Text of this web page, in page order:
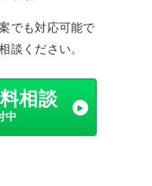
でも対応可能で
談ください。
相談
中